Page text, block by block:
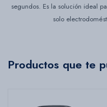
segundos. Es la solución ideal
solo
Productos que te